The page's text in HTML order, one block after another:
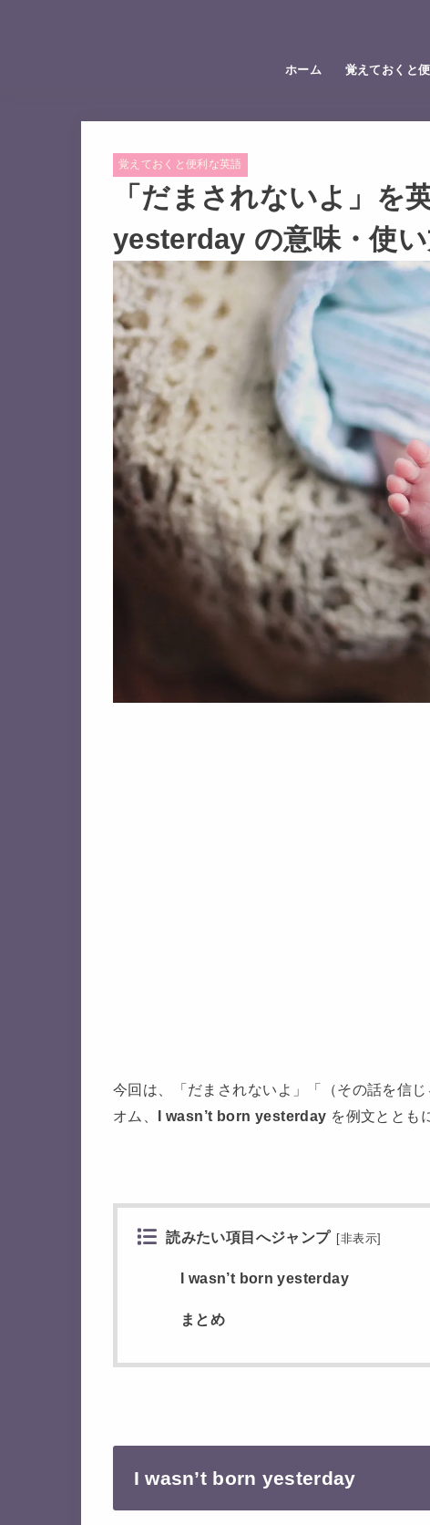
ホーム 覚えておくと
覚えておくと便利な英語
「だまされないよ」を
yesterday の意味・使
今回は、「だまされないよ」「（その話を信
オム、 I wasn’t born yesterday を例文ととも
読みたい項目へジャンプ 非表示]
I wasn’t born yesterday
まとめ
I wasn’t born yesterday